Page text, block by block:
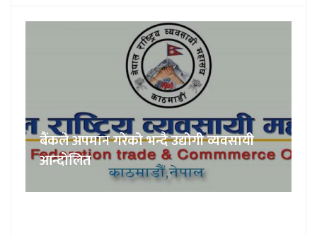
बैंकले अपमान गरेको भन्दै उद्योगी व्यवसायी
आन्दोलित